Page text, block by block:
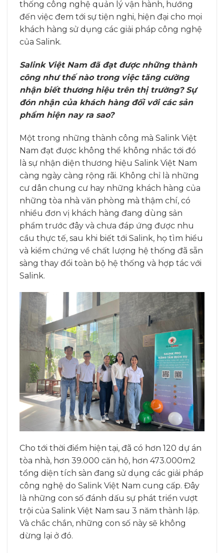
thống công nghệ quản lý vận hành, hướng
đến việc đem tới sự tiện nghi, hiện đại cho mọi
khách hàng sử dụng các giải pháp công nghệ
của Salink.
Salink Việt Nam đã đạt được những thành
công như thế nào trong việc tăng cường
nhận biết thương hiệu trên thị trường? Sự
đón nhận của khách hàng đối với các sản
phẩm hiện nay ra sao?
Một trong những thành công mà Salink Việt
Nam đạt được không thể không nhắc tới đó
là sự nhận diện thương hiệu Salink Việt Nam
càng ngày càng rộng rãi. Không chỉ là những
cư dân chung cư hay những khách hàng của
những tòa nhà văn phòng mà thậm chí, có
nhiều đơn vị khách hàng đang dùng sản
phẩm trước đây và chưa đáp ứng được nhu
cầu thực tế, sau khi biết tới Salink, họ tìm hiểu
và kiểm chứng về chất lượng hệ thống đã sẵn
sàng thay đổi toàn bộ hệ thống và hợp tác với
Salink.
Cho tới thời điểm hiện tại, đã có hơn 120 dự án
tòa nhà, hơn 39.000 căn hộ, hơn 473.000m2
tổng diện tích sàn đang sử dụng các giải pháp
công nghệ do Salink Việt Nam cung cấp. Đây
là những con số đánh dấu sự phát triển vượt
trội của Salink Việt Nam sau 3 năm thành lập.
Và chắc chắn, những con số này sẽ không
dừng lại ở đó.